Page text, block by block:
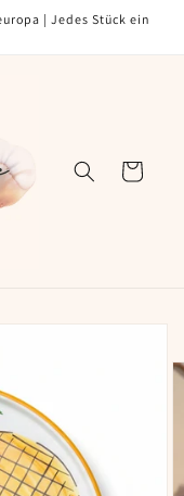
| Jedes Stück ein
Warenkorb